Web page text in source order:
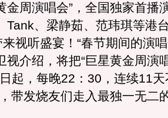
金周演唱会”，全国独家首播
Tank、梁静茹、范玮琪等港
视听盛宴！“春节期间的演
视介绍，将把“巨星黄金周演
起，每晚22：30，连续11
带发烧友们走入最独一无二